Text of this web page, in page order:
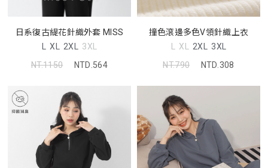
日系復古緹花針織外套 MISS
L XL 2XL 3XL
NT.1150
NTD.564
撞色滾邊多色V領針織上衣
L XL 2XL 3XL
NT.790
NTD.308